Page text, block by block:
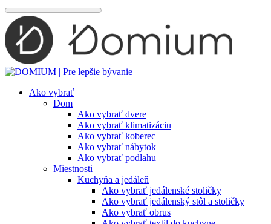
Preskočiť
na
obsah
Ako vybrať
Dom
Ako vybrať dvere
Ako vybrať klimatizáciu
Ako vybrať koberec
Ako vybrať nábytok
Ako vybrať podlahu
Miestnosti
Kuchyňa a jedáleň
Ako vybrať jedálenské stoličky
Ako vybrať jedálenský stôl a stoličky
Ako vybrať obrus